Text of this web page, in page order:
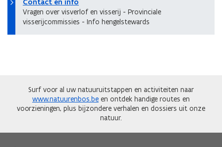
Contact en info
Vragen over visverlof en visserij - Provinciale
visserijcommissies - Info hengelstewards
Surf voor al uw natuuruitstappen en activiteiten naar
www.natuurenbos.be en ontdek handige routes en
voorzieningen, plus bijzondere verhalen en dossiers uit onze
natuur.